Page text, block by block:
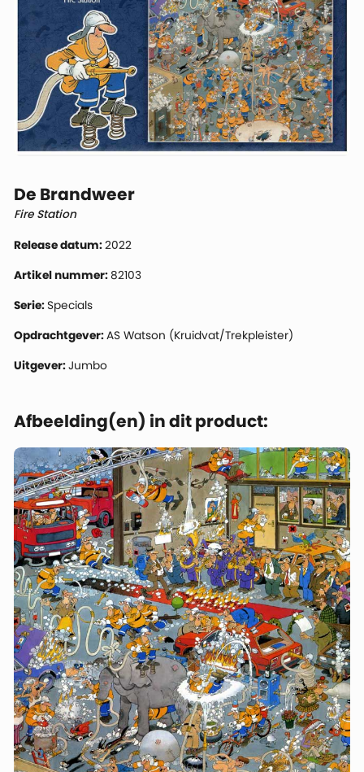
De Brandweer
Fire Station
Release datum:2022
Artikel nummer:82103
Serie: Specials
Opdrachtgever:AS Watson (Kruidvat/Trekpleister)
Uitgever:Jumbo
Afbeelding(en) in dit product: